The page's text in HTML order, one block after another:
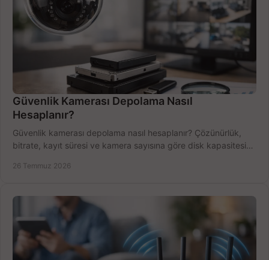
Güvenlik Kamerası Depolama Nasıl
Hesaplanır?
Güvenlik kamerası depolama nasıl hesaplanır? Çözünürlük,
bitrate, kayıt süresi ve kamera sayısına göre disk kapasitesini
26 Temmuz 2026